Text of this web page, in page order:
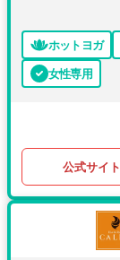
ホットヨガ
女性専用
公式サイ